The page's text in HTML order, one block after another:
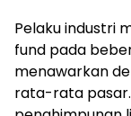
Pelaku industri
fund pada
menawarkan
rata-rata